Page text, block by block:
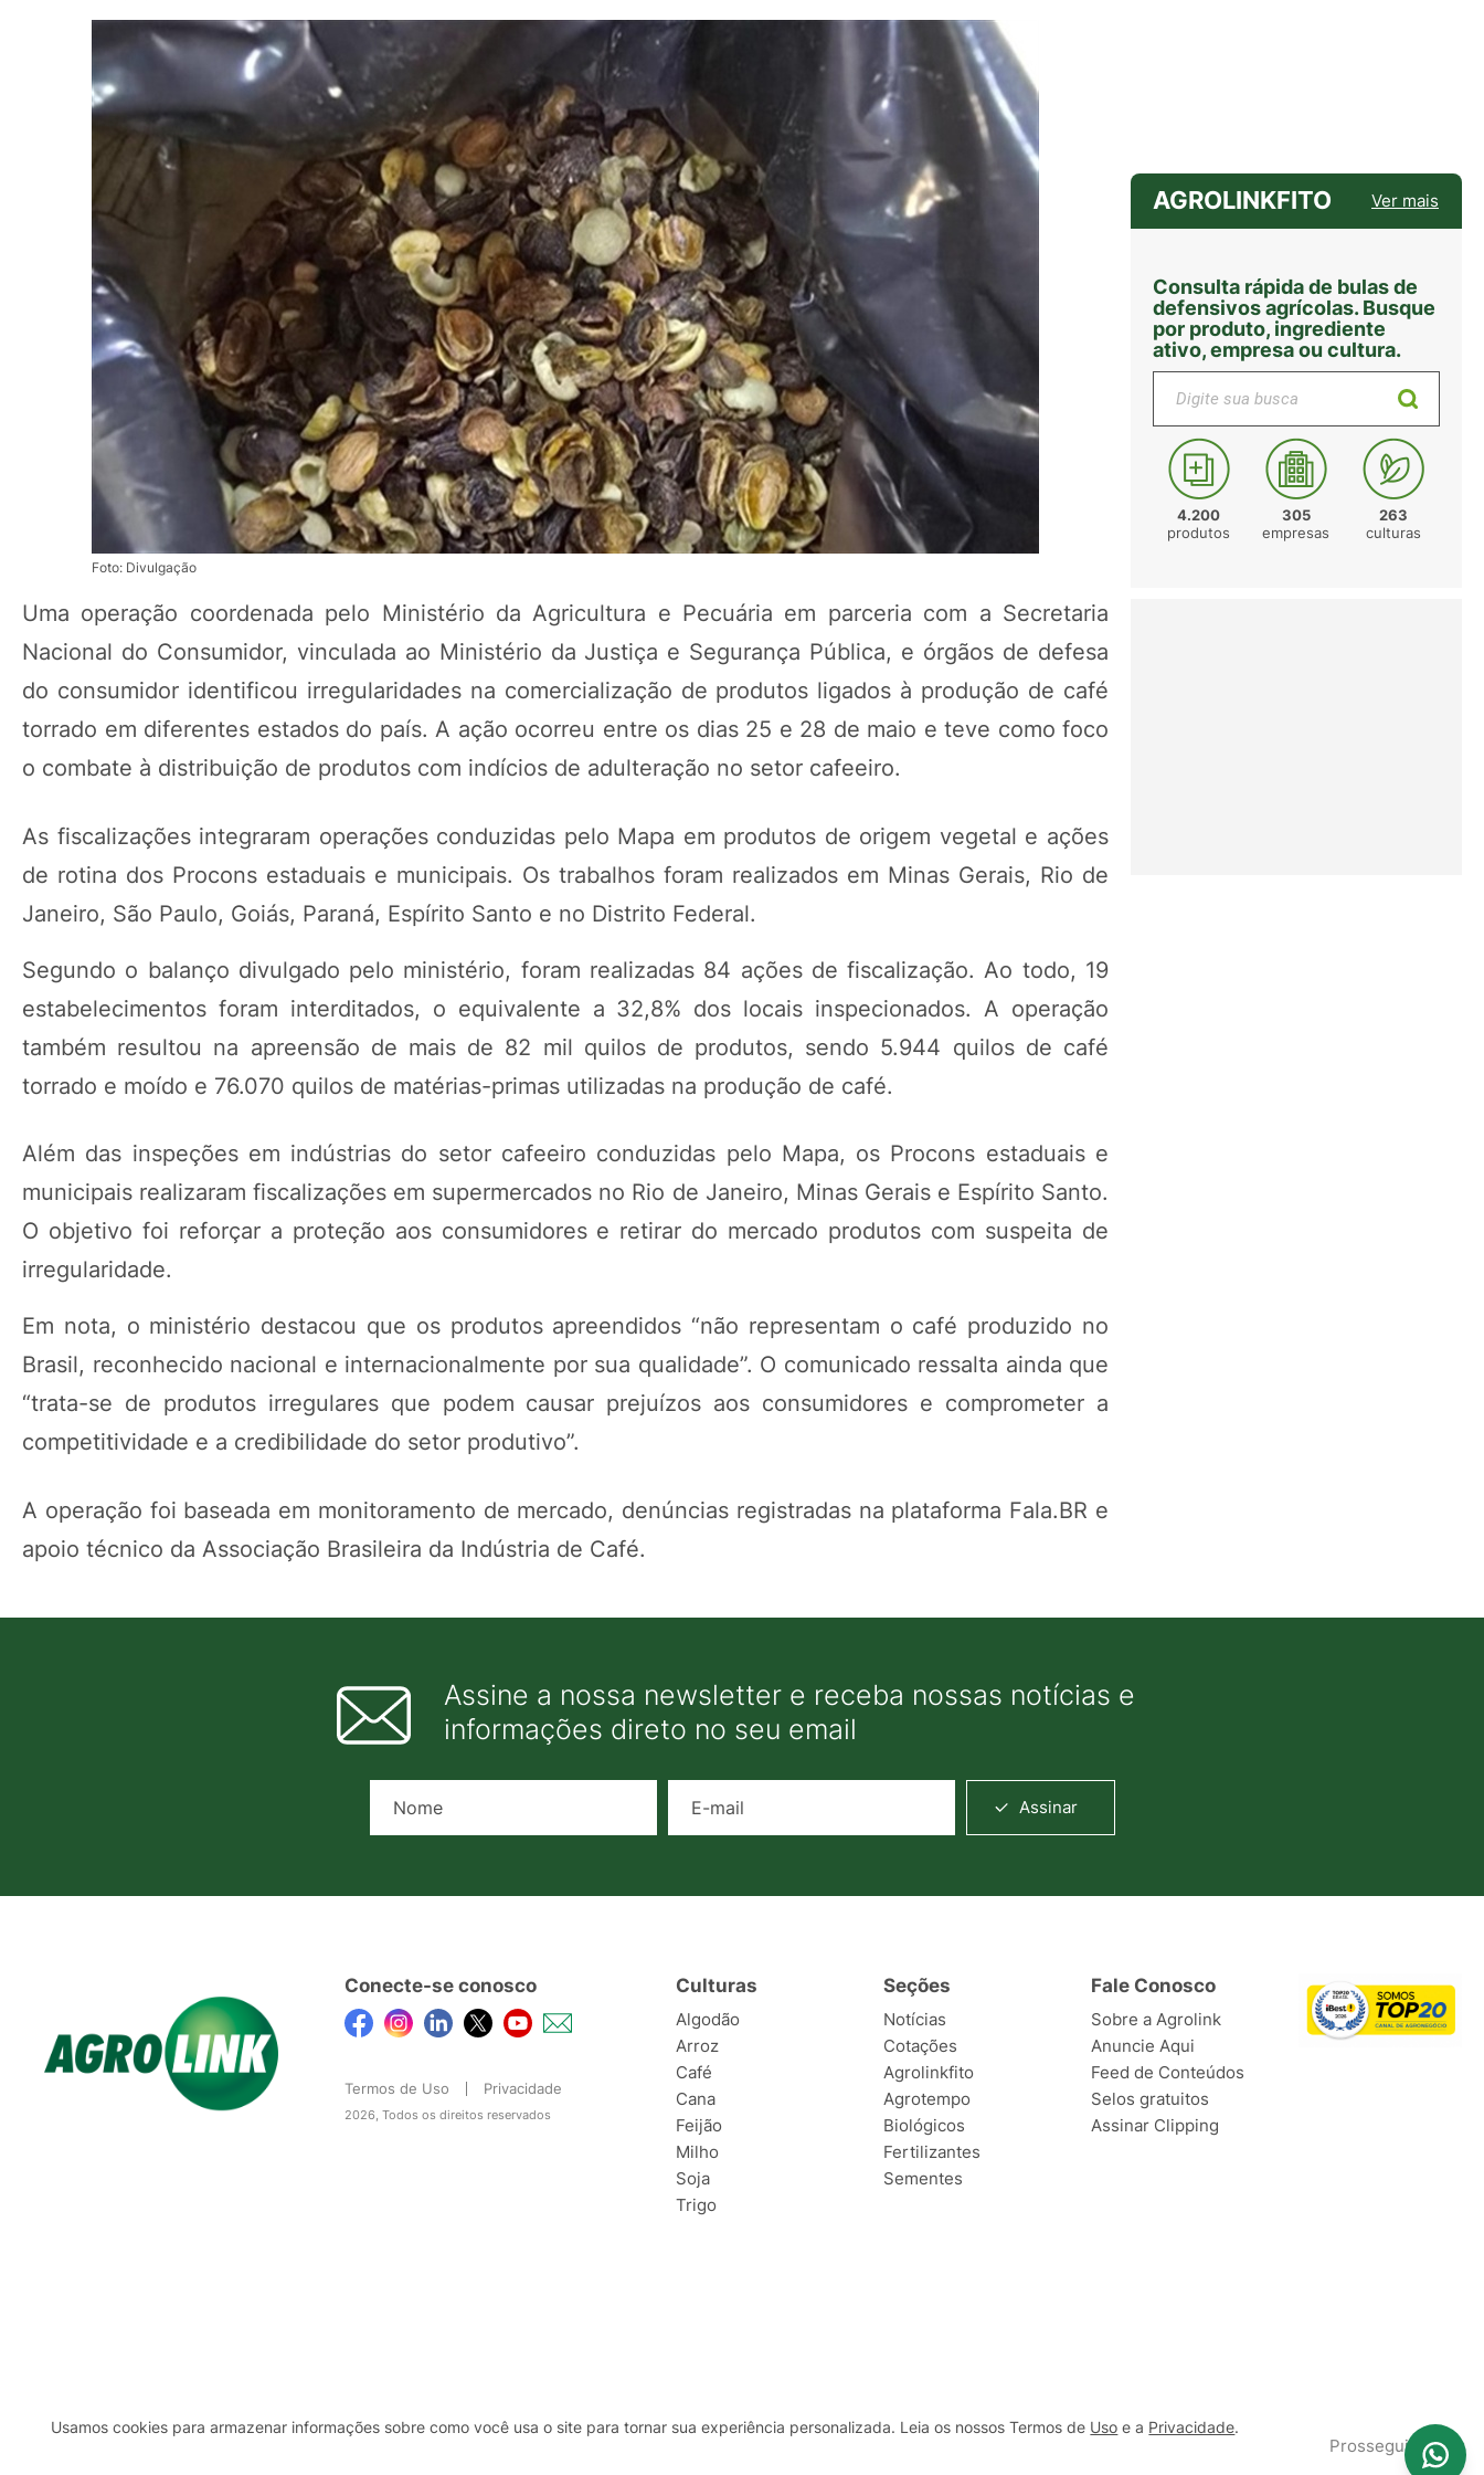
Foto: Divulgação
Uma operação coordenada pelo Ministério da Agricultura e Pecuária em parceria com a Secretaria
Nacional do Consumidor, vinculada ao Ministério da Justiça e Segurança Pública, e órgãos de defesa
do consumidor identificou irregularidades na comercialização de produtos ligados à produção de café
torrado em diferentes estados do país. A ação ocorreu entre os dias 25 e 28 de maio e teve como foco
o combate à distribuição de produtos com indícios de adulteração no setor cafeeiro.
As fiscalizações integraram operações conduzidas pelo Mapa em produtos de origem vegetal e ações
de rotina dos Procons estaduais e municipais. Os trabalhos foram realizados em Minas Gerais, Rio de
Janeiro, São Paulo, Goiás, Paraná, Espírito Santo e no Distrito Federal.
Segundo o balanço divulgado pelo ministério, foram realizadas 84 ações de fiscalização. Ao todo, 19
estabelecimentos foram interditados, o equivalente a 32,8% dos locais inspecionados. A operação
também resultou na apreensão de mais de 82 mil quilos de produtos, sendo 5.944 quilos de café
torrado e moído e 76.070 quilos de matérias-primas utilizadas na produção de café.
Além das inspeções em indústrias do setor cafeeiro conduzidas pelo Mapa, os Procons estaduais e
municipais realizaram fiscalizações em supermercados no Rio de Janeiro, Minas Gerais e Espírito Santo.
O objetivo foi reforçar a proteção aos consumidores e retirar do mercado produtos com suspeita de
irregularidade.
Em nota, o ministério destacou que os produtos apreendidos “não representam o café produzido no
Brasil, reconhecido nacional e internacionalmente por sua qualidade”. O comunicado ressalta ainda que
“trata-se de produtos irregulares que podem causar prejuízos aos consumidores e comprometer a
competitividade e a credibilidade do setor produtivo”.
A operação foi baseada em monitoramento de mercado, denúncias registradas na plataforma Fala.BR e
apoio técnico da Associação Brasileira da Indústria de Café.
AGROLINKFITO Ver mais
Consulta rápida de bulas de
defensivos agrícolas. Busque
por produto, ingrediente
ativo, empresa ou cultura.
Digite sua busca
4.200
produtos
305
empresas
263
culturas
Assine a nossa newsletter e receba nossas notícias e
informações direto no seu email
Assinar
Conecte-se conosco
Termos de Uso Privacidade
2026, Todos os direitos reservados
Culturas
Algodão
Arroz
Café
Cana
Feijão
Milho
Soja
Trigo
Seções
Notícias
Cotações
Agrolinkfito
Agrotempo
Biológicos
Fertilizantes
Sementes
Fale Conosco
Sobre a Agrolink
Anuncie Aqui
Feed de Conteúdos
Selos gratuitos
Assinar Clipping
Usamos cookies para armazenar informações sobre como você usa o site para tornar sua experiência personalizada. Leia os nossos Termos de Uso e a Privacidade.
Prosseguir